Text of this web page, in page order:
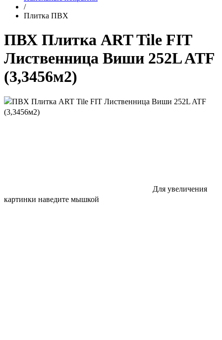
/
Плитка ПВХ
ПВХ Плитка ART Tile FIT
Лиственница Виши 252L ATF
(3,3456м2)
Для увеличения
картинки наведите мышкой